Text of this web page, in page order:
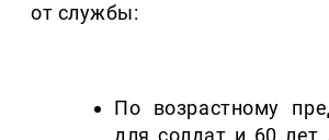
от службы:
По возрастному
для солдат и 60